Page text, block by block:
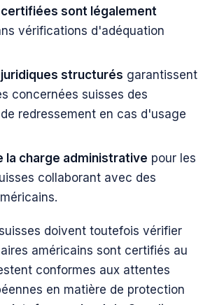
sont légalement
vérifications d'adéquation
structurés garantissent
concernées suisses des
redressement en cas d'usage
la charge administrative pour les
collaborant avec des
doivent toutefois vérifier
américains sont certifiés au
conformes aux attentes
en matière de protection